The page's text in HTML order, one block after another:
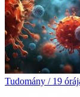
Tudomány / 19